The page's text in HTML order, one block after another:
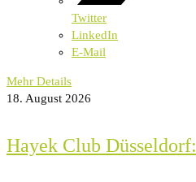
Twitter
LinkedIn
E-Mail
Mehr Details
18. August 2026
Hayek Club Düsseldorf: